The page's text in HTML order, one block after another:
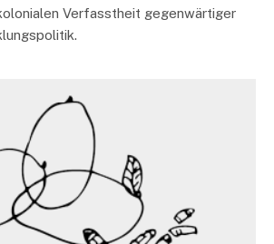
Verfasstheit gegenwärtiger